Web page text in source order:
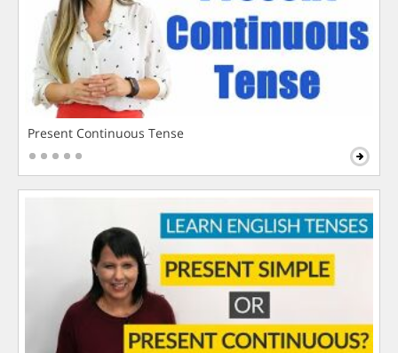
Present Continuous Tense